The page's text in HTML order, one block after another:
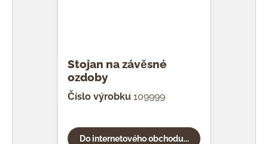
Stojan na závěsné
ozdoby
Číslo výrobku 109999
Do internetového obchodu...